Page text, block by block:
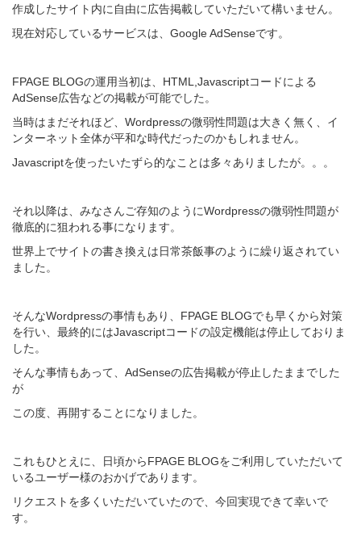
作成したサイト内に自由に広告掲載していただいて構いません。
現在対応しているサービスは、Google AdSenseです。
FPAGE BLOGの運用当初は、HTML,Javascriptコードによる
AdSense広告などの掲載が可能でした。
当時はまだそれほど、Wordpressの微弱性問題は大きく無く、イ
ンターネット全体が平和な時代だったのかもしれません。
Javascriptを使ったいたずら的なことは多々ありましたが。。。
それ以降は、みなさんご存知のようにWordpressの微弱性問題が
徹底的に狙われる事になります。
世界上でサイトの書き換えは日常茶飯事のように繰り返されてい
ました。
そんなWordpressの事情もあり、FPAGE BLOGでも早くから対策
を行い、最終的にはJavascriptコードの設定機能は停止しておりま
した。
そんな事情もあって、AdSenseの広告掲載が停止したままでした
が
この度、再開することになりました。
これもひとえに、日頃からFPAGE BLOGをご利用していただいて
いるユーザー様のおかげであります。
リクエストを多くいただいていたので、今回実現できて幸いで
す。